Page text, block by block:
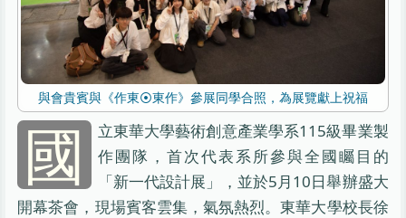
與會貴賓與《作東⦿東作》參展同學合照，為展覽獻上祝福
國
立東華大學藝術創意產業學系115級畢業製
作團隊，首次代表系所參與全國矚目的
「新一代設計展」，並於5月10日舉辦盛大
開幕茶會，現場賓客雲集，氣氛熱烈。東華大學校長徐